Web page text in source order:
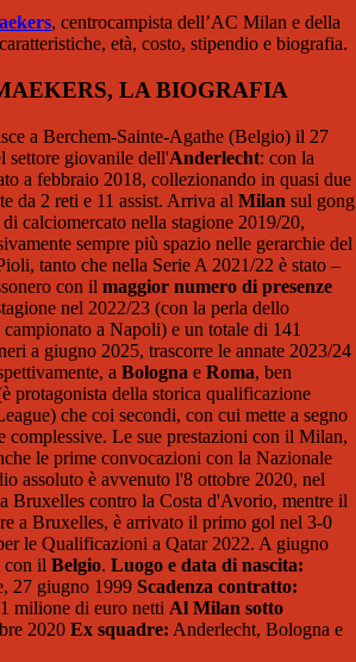
, centrocampista dell’AC Milan e della
età, costo, stipendio e biografia.
LA BIOGRAFIA
a Berchem-Sainte-Agathe (Belgio) il 27
settore giovanile dell'Anderlecht: con la
a febbraio 2018, collezionando in quasi due
da 2 reti e 11 assist. Arriva al Milan sul gong
calciomercato nella stagione 2019/20,
sempre più spazio nelle gerarchie del
tanto che nella Serie A 2021/22 è stato –
con il maggior numero di presenze
nel 2022/23 (con la perla dello
a Napoli) e un totale di 141
a giugno 2025, trascorre le annate 2023/24
a Bologna e Roma, ben
protagonista della storica qualificazione
che coi secondi, con cui mette a segno
complessive. Le sue prestazioni con il Milan,
le prime convocazioni con la Nazionale
assoluto è avvenuto l'8 ottobre 2020, nel
Bruxelles contro la Costa d'Avorio, mentre il
a Bruxelles, è arrivato il primo gol nel 3-0
le Qualificazioni a Qatar 2022. A giugno
con il Belgio. Luogo e data di nascita:
27 giugno 1999 Scadenza contratto:
1 milione di euro netti Al Milan sotto
2020 Ex squadre: Anderlecht, Bologna e